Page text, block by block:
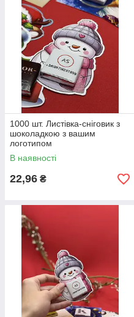
1000 шт. Листівка-сніговик з
шоколадкою з вашим
логотипом
В наявності
22,96 ₴